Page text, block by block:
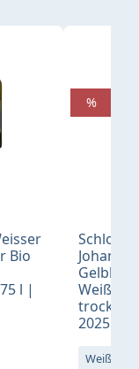
Bio
l |
Schloß
Gelblack
trocken
2025
Weißwein
%